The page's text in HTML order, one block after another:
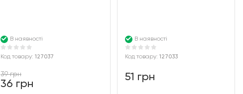
В наявності
Код товару: 127037
39 грн
36 грн
В наявності
Код товару: 127033
51 грн